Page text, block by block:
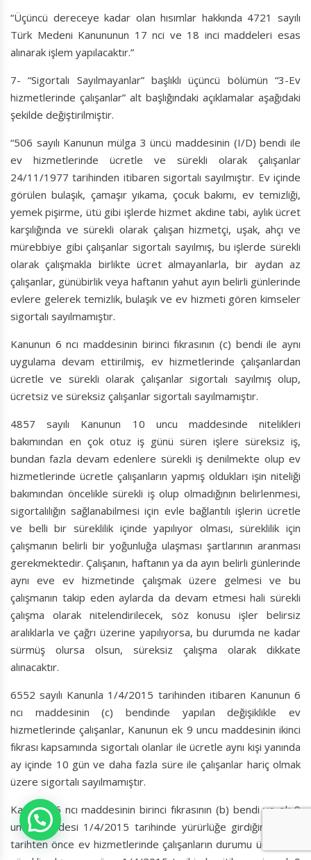
“Üçüncü dereceye kadar olan hısımlar hakkında 4721 sayılı
Türk Medeni Kanununun 17 nci ve 18 inci maddeleri esas
alınarak işlem yapılacaktır.”
7- “Sigortalı Sayılmayanlar” başlıklı üçüncü bölümün “3-Ev
hizmetlerinde çalışanlar” alt başlığındaki açıklamalar aşağıdaki
şekilde değiştirilmiştir.
“506 sayılı Kanunun mülga 3 üncü maddesinin (I/D) bendi ile
ev hizmetlerinde ücretle ve sürekli olarak çalışanlar
24/11/1977 tarihinden itibaren sigortalı sayılmıştır. Ev içinde
görülen bulaşık, çamaşır yıkama, çocuk bakımı, ev temizliği,
yemek pişirme, ütü gibi işlerde hizmet akdine tabi, aylık ücret
karşılığında ve sürekli olarak çalışan hizmetçi, uşak, ahçı ve
mürebbiye gibi çalışanlar sigortalı sayılmış, bu işlerde sürekli
olarak çalışmakla birlikte ücret almayanlarla, bir aydan az
çalışanlar, günübirlik veya haftanın yahut ayın belirli günlerinde
evlere gelerek temizlik, bulaşık ve ev hizmeti gören kimseler
sigortalı sayılmamıştır.
Kanunun 6 ncı maddesinin birinci fıkrasının (c) bendi ile aynı
uygulama devam ettirilmiş, ev hizmetlerinde çalışanlardan
ücretle ve sürekli olarak çalışanlar sigortalı sayılmış olup,
ücretsiz ve süreksiz çalışanlar sigortalı sayılmamıştır.
4857 sayılı Kanunun 10 uncu maddesinde nitelikleri
bakımından en çok otuz iş günü süren işlere süreksiz iş,
bundan fazla devam edenlere sürekli iş denilmekte olup ev
hizmetlerinde ücretle çalışanların yapmış oldukları işin niteliği
bakımından öncelikle sürekli iş olup olmadığının belirlenmesi,
sigortalılığın sağlanabilmesi için evle bağlantılı işlerin ücretle
ve belli bir süreklilik içinde yapılıyor olması, süreklilik için
çalışmanın belirli bir yoğunluğa ulaşması şartlarının aranması
gerekmektedir. Çalışanın, haftanın ya da ayın belirli günlerinde
aynı eve ev hizmetinde çalışmak üzere gelmesi ve bu
çalışmanın takip eden aylarda da devam etmesi hali sürekli
çalışma olarak nitelendirilecek, söz konusu işler belirsiz
aralıklarla ve çağrı üzerine yapılıyorsa, bu durumda ne kadar
sürmüş olursa olsun, süreksiz çalışma olarak dikkate
alınacaktır.
6552 sayılı Kanunla 1/4/2015 tarihinden itibaren Kanunun 6
ncı maddesinin (c) bendinde yapılan değişiklikle ev
hizmetlerinde çalışanlar, Kanunun ek 9 uncu maddesinin ikinci
fıkrası kapsamında sigortalı olanlar ile ücretle aynı kişi yanında
ay içinde 10 gün ve daha fazla süre ile çalışanlar hariç olmak
üzere sigortalı sayılmamıştır.
Kanunun 6 ncı maddesinin birinci fıkrasının (b) bendi ve ek 9
uncu maddesi 1/4/2015 tarihinde yürürlüğe girdiğinden bu
tarihten önce ev hizmetlerinde çalışanların durumu ücretli ve